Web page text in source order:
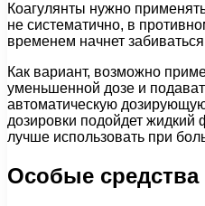
Коагулянты нужно
не систематично, в
временем начнет забиваться
Как вариант, возможно
уменьшенной дозе и
автоматическую
дозировки подойдет жидкий
лучше использовать при
Особые средства